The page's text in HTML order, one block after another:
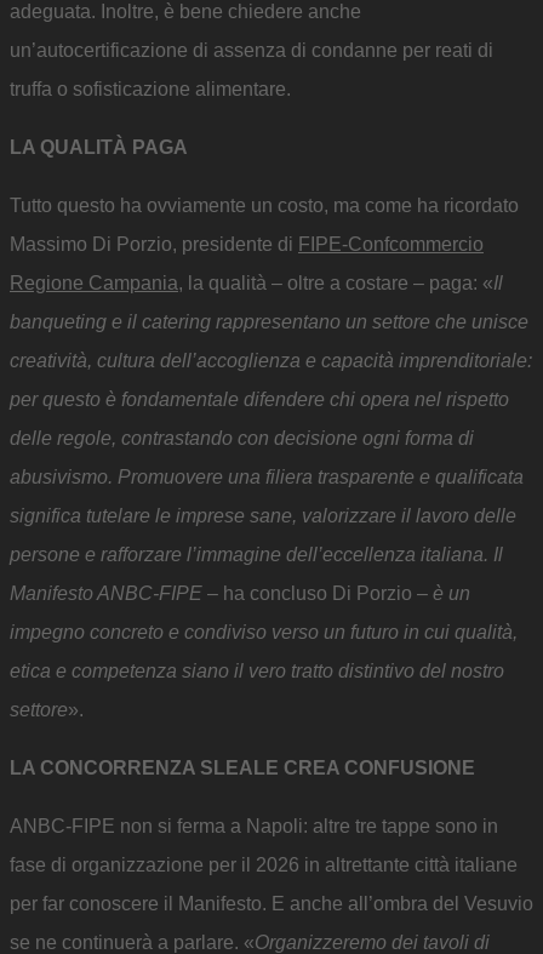
adeguata. Inoltre, è bene chiedere anche
un’autocertificazione di assenza di condanne per reati di
truffa o sofisticazione alimentare.
LA QUALITÀ PAGA
Tutto questo ha ovviamente un costo, ma come ha ricordato
Massimo Di Porzio, presidente di FIPE-Confcommercio
Regione Campania, la qualità – oltre a costare – paga: «Il
banqueting e il catering rappresentano un settore che unisce
creatività, cultura dell’accoglienza e capacità imprenditoriale:
per questo è fondamentale difendere chi opera nel rispetto
delle regole, contrastando con decisione ogni forma di
abusivismo. Promuovere una filiera trasparente e qualificata
significa tutelare le imprese sane, valorizzare il lavoro delle
persone e rafforzare l’immagine dell’eccellenza italiana. Il
Manifesto ANBC-FIPE – ha concluso Di Porzio – è un
impegno concreto e condiviso verso un futuro in cui qualità,
etica e competenza siano il vero tratto distintivo del nostro
settore».
LA CONCORRENZA SLEALE CREA CONFUSIONE
ANBC-FIPE non si ferma a Napoli: altre tre tappe sono in
fase di organizzazione per il 2026 in altrettante città italiane
per far conoscere il Manifesto. E anche all’ombra del Vesuvio
se ne continuerà a parlare. «Organizzeremo dei tavoli di